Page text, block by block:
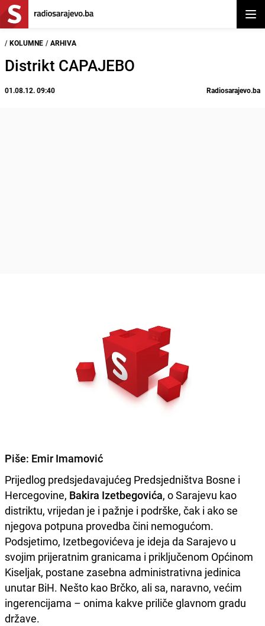
/ KOLUMNE / ARHIVA
Distrikt CAPAJEBO
01.08.12. 09:40 Radiosarajevo.ba
Piše: Emir Imamović
Prijedlog predsjedavajućeg Predsjedništva Bosne i
Hercegovine, Bakira Izetbegovića, o Sarajevu kao
distriktu, vrijedan je i pažnje i podrške, čak i ako se
njegova potpuna provedba čini nemogućom.
Podsjetimo, Izetbegovićeva je ideja da Sarajevo u
svojim prijeratnim granicama i priključenom Općinom
Kiseljak, postane zasebna administrativna jedinica
unutar BiH. Nešto kao Brčko, ali sa, naravno, većim
ingerencijama – onima kakve priliče glavnom gradu
države.